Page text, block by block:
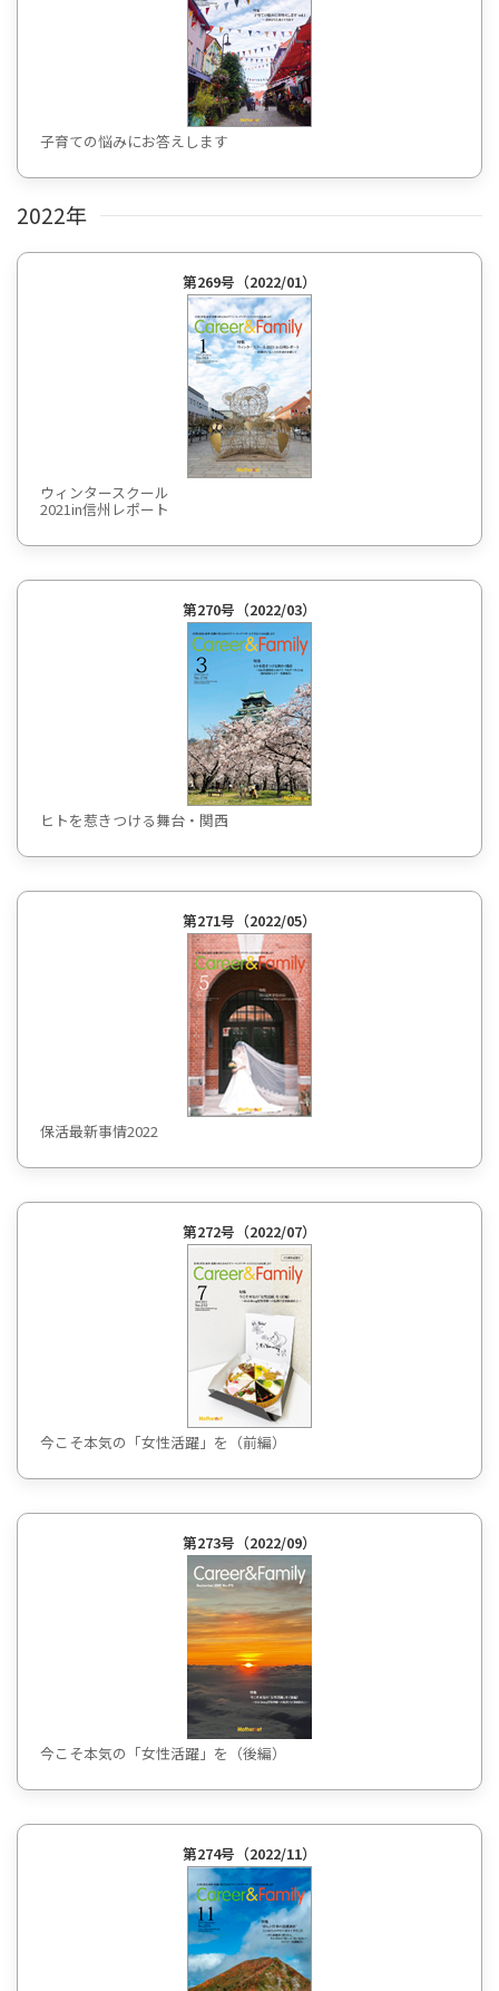
子育ての悩みにお答えします
2022年
第269号（2022/01）
ウィンタースクール
2021in信州レポート
第270号（2022/03）
ヒトを惹きつける舞台・関西
第271号（2022/05）
保活最新事情2022
第272号（2022/07）
今こそ本気の「女性活躍」を（前編）
第273号（2022/09）
今こそ本気の「女性活躍」を（後編）
第274号（2022/11）